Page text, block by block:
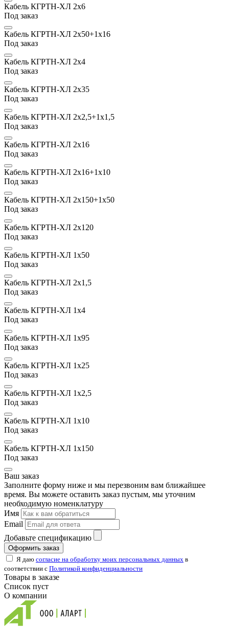
Кабель КГРТН-ХЛ 2х6
Под заказ
Кабель КГРТН-ХЛ 2х50+1х16
Под заказ
Кабель КГРТН-ХЛ 2х4
Под заказ
Кабель КГРТН-ХЛ 2х35
Под заказ
Кабель КГРТН-ХЛ 2х2,5+1х1,5
Под заказ
Кабель КГРТН-ХЛ 2х16
Под заказ
Кабель КГРТН-ХЛ 2х16+1х10
Под заказ
Кабель КГРТН-ХЛ 2х150+1х50
Под заказ
Кабель КГРТН-ХЛ 2х120
Под заказ
Кабель КГРТН-ХЛ 1х50
Под заказ
Кабель КГРТН-ХЛ 2х1,5
Под заказ
Кабель КГРТН-ХЛ 1х4
Под заказ
Кабель КГРТН-ХЛ 1х95
Под заказ
Кабель КГРТН-ХЛ 1х25
Под заказ
Кабель КГРТН-ХЛ 1х2,5
Под заказ
Кабель КГРТН-ХЛ 1х10
Под заказ
Кабель КГРТН-ХЛ 1х150
Под заказ
Ваш заказ
Заполните форму ниже и мы перезвоним вам ближайшее
время. Вы можете оставить заказ пустым, мы уточним
необходимую номенклатуру
Имя
Email
Добавьте спецификацию
Оформить заказ
Я даю согласие на обработку моих персональных данных в
соответствии с Политикой конфиденциальности
Товары в заказе
Список пуст
О компании